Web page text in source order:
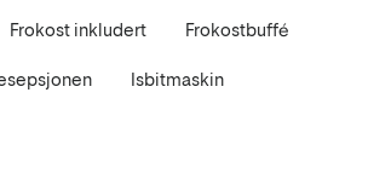
Frokost inkludert Frokostbuffé
Isbitmaskin